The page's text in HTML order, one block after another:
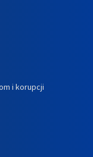
i korupcji